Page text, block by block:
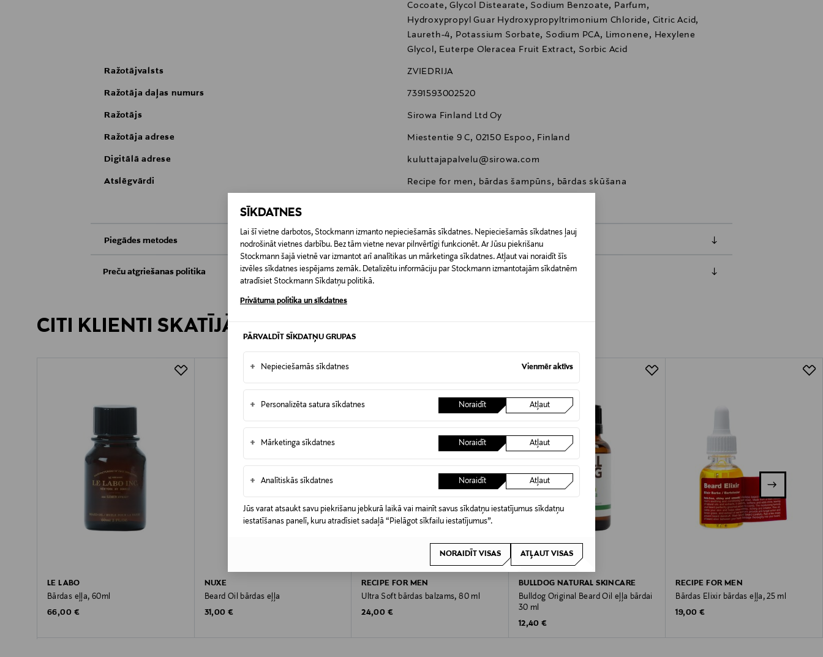
SĪKDATNES
Lai šī vietne darbotos, Stockmann izmanto nepieciešamās sīkdatnes. Nepieciešamās sīkdatnes ļauj
nodrošināt vietnes darbību. Bez tām vietne nevar pilnvērtīgi funkcionēt. Ar Jūsu piekrišanu
Stockmann šajā vietnē var izmantot arī analītikas un mārketinga sīkdatnes. Atļaut vai noraidīt šīs
izvēles sīkdatnes iespējams zemāk. Detalizētu informāciju par Stockmann izmantotajām sīkdatnēm
atradīsiet Stockmann Sīkdatņu politikā.
Privātuma politika un sīkdatnes
PĀRVALDĪT SĪKDATŅU GRUPAS
+ Nepieciešamās sīkdatnes Vienmēr aktīvs
+ Personalizēta satura sīkdatnes Noraidīt Atļaut
+ Mārketinga sīkdatnes Noraidīt Atļaut
+ Analītiskās sīkdatnes Noraidīt Atļaut
Jūs varat atsaukt savu piekrišanu jebkurā laikā vai mainīt savus sīkdatņu iestatījumus sīkdatņu
iestatīšanas panelī, kuru atradīsiet sadaļā “Pielāgot sīkfailu iestatījumus”.
NORAIDĪT VISAS ATĻAUT VISAS
Cocoate, Glycol Distearate, Sodium Benzoate, Parfum,
Hydroxypropyl Guar Hydroxypropyltrimonium Chloride, Citric Acid,
Laureth-4, Potassium Sorbate, Sodium PCA, Limonene, Hexylene
Glycol, Euterpe Oleracea Fruit Extract, Sorbic Acid
Ražotājvalsts ZVIEDRIJA
Ražotāja daļas numurs 7391593002520
Ražotājs Sirowa Finland Ltd Oy
Ražotāja adrese Miestentie 9 C, 02150 Espoo, Finland
Digitālā adrese kuluttajapalvelu@sirowa.com
Atslēgvārdi Recipe for men, bārdas šampūns, bārdas skūšana
Piegādes metodes
0,00 €
Preču atgriešanas politika
apsvērumu dēļ nedrīkst atdot atpakaļ aizzīmogotas preces, ja to zīmogs ir atvērts. Aizzīmogotiem kosmētikas un dabiskiem līdzekļiem, kas tiek atdoti
atpakaļ, ir jābūt to sākotnējā neatvērtajā iepakojumā.
CITI KLIENTI SKATĪJĀS ARĪ
LE LABO
Bārdas eļļa, 60ml
Original Price
66,00 €
NUXE
Beard Oil bārdas eļļa
Original Price
31,00 €
RECIPE FOR MEN
Ultra Soft bārdas balzams, 80 ml
Original Price
24,00 €
BULLDOG NATURAL SKINCARE
Bulldog Original Beard Oil eļļa bārdai
30 ml
Original Price
12,40 €
RECIPE FOR MEN
Bārdas Elixir bārdas eļļa, 25 ml
Original Price
19,00 €